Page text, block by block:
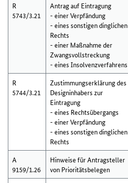
R
5743/3.21
Antrag auf Eintragung
- einer Verpfändung
- eines sonstigen dinglichen
Rechts
- einer Maßnahme der
Zwangsvollstreckung
- eines Insolvenzverfahrens
R
5744/3.21
Zustimmungserklärung des
Designinhabers zur
Eintragung
- eines Rechtsübergangs
- einer Verpfändung
- eines sonstigen dinglichen
Rechts
A
9159/1.26
Hinweise für Antragsteller
von Prioritätsbelegen